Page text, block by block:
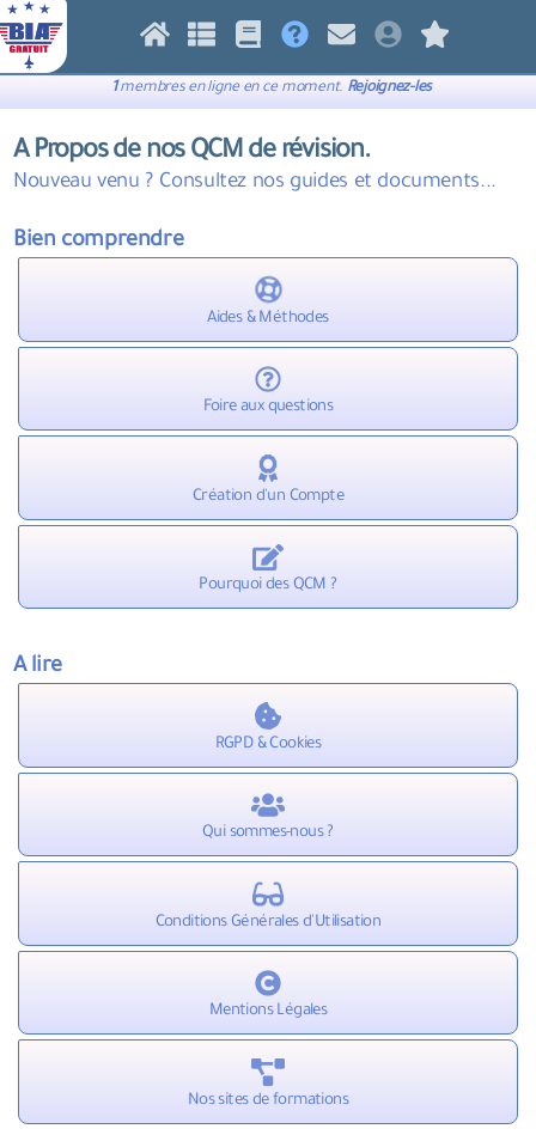
1membres en ligne en ce moment. Rejoignez-les
A Propos de nos QCM de révision.
Nouveau venu ? Consultez nos guides et documents...
Bien comprendre
Aides & Méthodes
Foire aux questions
Création d'un Compte
Pourquoi des QCM ?
A lire
RGPD & Cookies
Qui sommes-nous ?
Conditions Générales d'Utilisation
Mentions Légales
Nos sites de formations